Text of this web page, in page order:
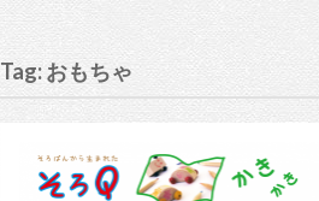
Tag: おもちゃ